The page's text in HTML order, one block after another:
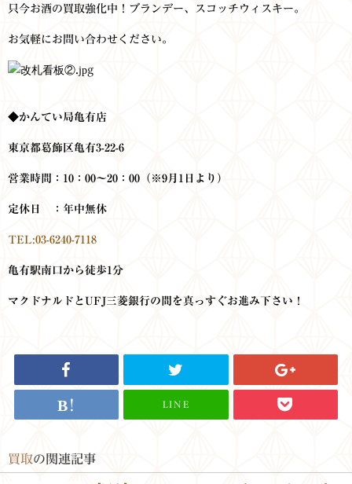
只今お酒の買取強化中！ブランデー、スコッチウィスキー。
お気軽にお問い合わせください。
◆かんてい局亀有店
東京都葛飾区亀有3-22-6
営業時間：10：00～20：00 （※9月1日より）
定休日 ：年中無休
TEL:03-6240-7118
亀有駅南口から徒歩1分
マクドナルドとUFJ三菱銀行の 間を真っすぐお進み下さい！
LINE
買取の関連記事